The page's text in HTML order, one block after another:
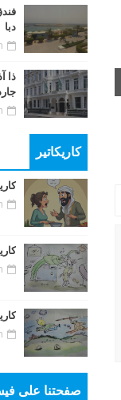
دبا
ذا
كاريكاتير